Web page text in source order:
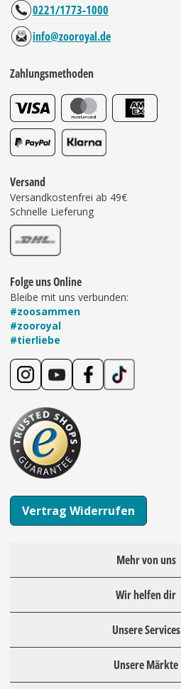
0221/1773-1000
info@zooroyal.de
Zahlungsmethoden
Versand
Versandkostenfrei ab 49€
Schnelle Lieferung
Folge uns Online
Bleibe mit uns verbunden:
#zoosammen
#zooroyal
#tierliebe
Vertrag Widerrufen
Mehr von uns
Wir helfen dir
Unsere Services
Unsere Märkte